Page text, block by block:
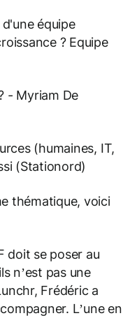
équipe
? Equipe
- Myriam De
(humaines, IT,
(Stationord)
thématique, voici
doit se poser au
n’est pas une
Frédéric a
L’une en